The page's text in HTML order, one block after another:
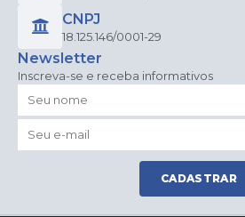
CNPJ
18.125.146/0001-29
Newsletter
Inscreva-se e receba informativos
CADASTRAR